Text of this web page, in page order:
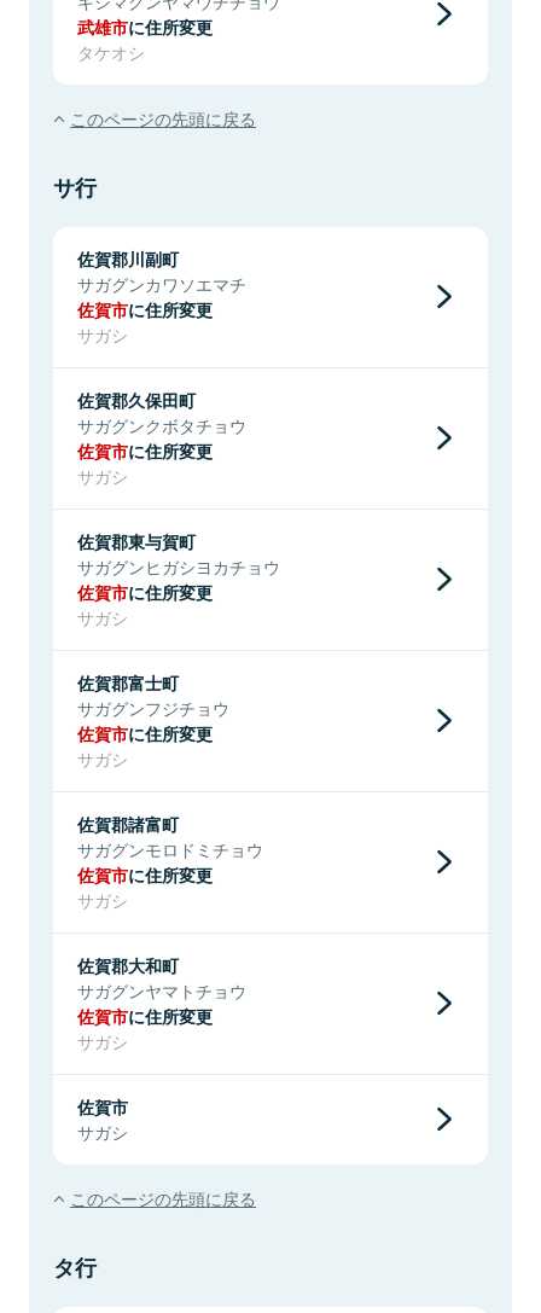
武雄市に住所変更
タケオシ
このページの先頭に戻る
サ行
佐賀郡川副町
サガグンカワソエマチ
佐賀市に住所変更
サガシ
佐賀郡久保田町
サガグンクボタチョウ
佐賀市に住所変更
サガシ
佐賀郡東与賀町
サガグンヒガシヨカチョウ
佐賀市に住所変更
サガシ
佐賀郡富士町
サガグンフジチョウ
佐賀市に住所変更
サガシ
佐賀郡諸富町
サガグンモロドミチョウ
佐賀市に住所変更
サガシ
佐賀郡大和町
サガグンヤマトチョウ
佐賀市に住所変更
サガシ
佐賀市
サガシ
このページの先頭に戻る
タ行